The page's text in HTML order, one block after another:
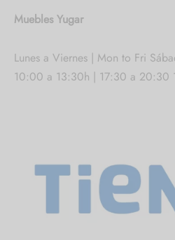
Muebles Yugar
Lunes a Viernes | Mon to Fri
10:00 a 13:30h | 17:30 a 20:30